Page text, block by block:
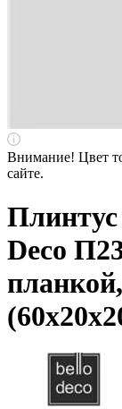
Внимание! Цвет
сайте.
Deco